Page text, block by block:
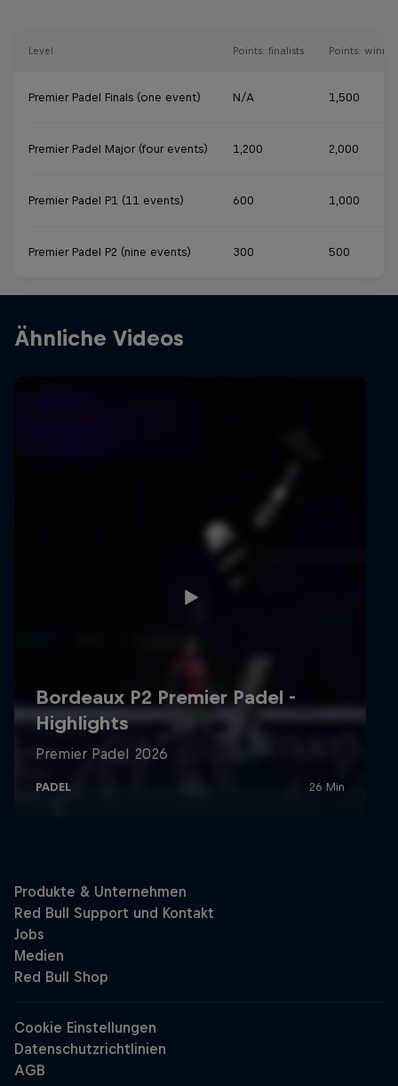
Level Points: finalists Points:
Premier Padel Finals (one event) N/A 1,500
Premier Padel Major (four events) 1,200 2,000
Premier Padel P1 (11 events) 600 1,000
Premier Padel P2 (nine events) 300 500
Ähnliche Videos